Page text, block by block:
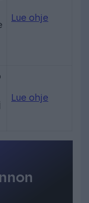
Lue ohje
Lue ohje